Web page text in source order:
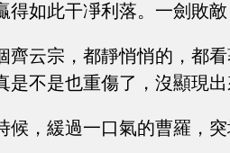
得如此干凈利落。一劍敗
齊云宗，都靜悄悄的，都
是不是也重傷了，沒顯現
候，緩過一口氣的曹羅，